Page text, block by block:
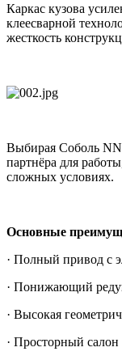
Каркас кузова
клеесварной
жесткость
Выбирая Соболь
партнёра для
сложных условиях.
Основные
· Полный привод с
· Понижающий
· Высокая
· Просторный салон